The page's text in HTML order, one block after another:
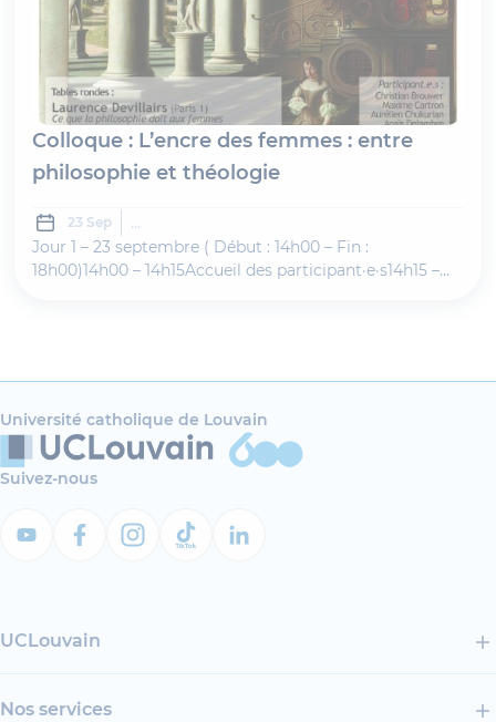
Colloque : L’encre des femmes : entre
philosophie et théologie
23 Sep ...
Jour 1 – 23 septembre ( Début : 14h00 – Fin :
18h00)14h00 – 14h15Accueil des participant·e·s14h15 –
Université catholique de Louvain
Suivez-nous
UCLouvain
Nos services